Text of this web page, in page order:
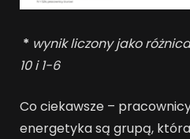
* wynik liczony jako
10 i 1-6
Co ciekawsze –
energetyka są grupą,